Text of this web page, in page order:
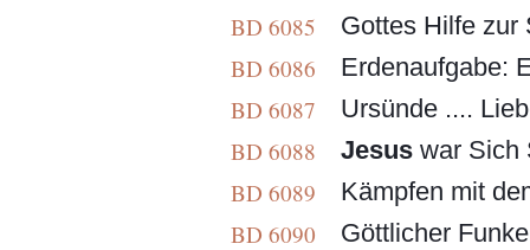
BD 6085
Gottes Hilfe zur
BD 6086
Erdenaufgabe:
BD 6087
Ursünde ....
BD 6088
Jesus war Sich
BD 6089
Kämpfen mit
BD 6090
Göttlicher